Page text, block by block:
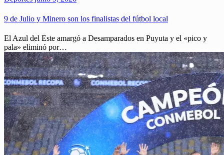
9 de Julio y Minero son los finalistas del fútbol local
El Azul del Este amargó a Desamparados en Puyuta y el «pico y
pala» eliminó por…